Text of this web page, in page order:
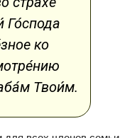
Го́спода
ко
Твои́м.